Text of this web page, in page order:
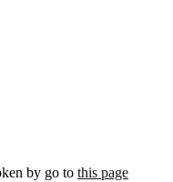
by go to this page